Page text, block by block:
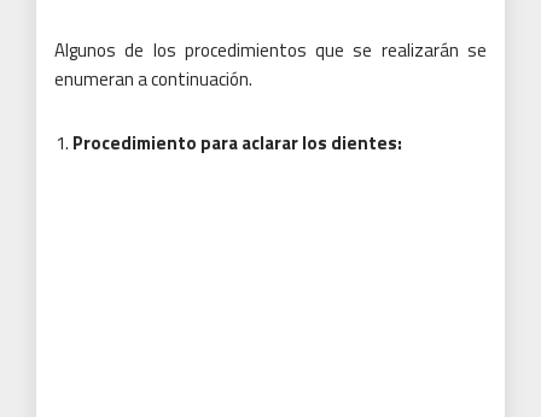
Algunos de los procedimientos que se realizarán se
enumeran a continuación.
Procedimiento para aclarar los dientes: